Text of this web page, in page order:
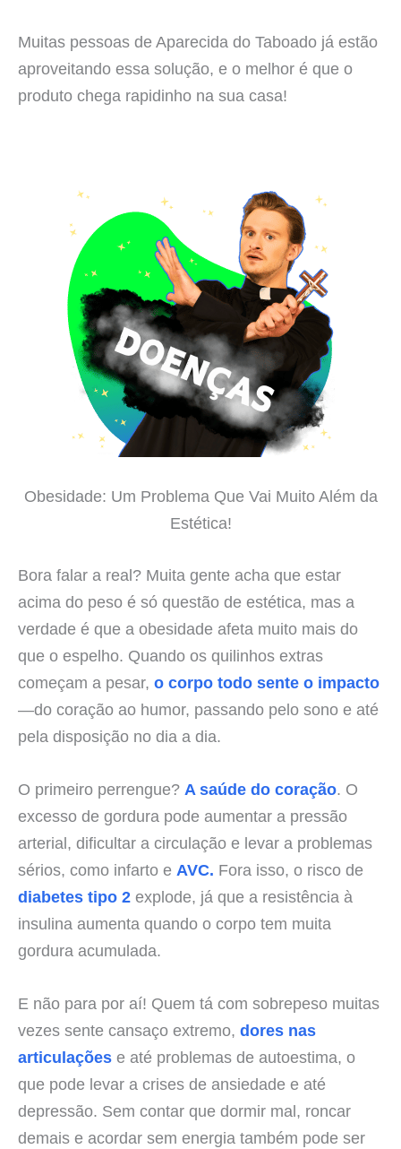
Muitas pessoas de Aparecida do Taboado já estão
aproveitando essa solução, e o melhor é que o
produto chega rapidinho na sua casa!
Obesidade: Um Problema Que Vai Muito Além da
Estética!
Bora falar a real? Muita gente acha que estar
acima do peso é só questão de estética, mas a
verdade é que a obesidade afeta muito mais do
que o espelho. Quando os quilinhos extras
começam a pesar, o corpo todo sente o impacto
—do coração ao humor, passando pelo sono e até
pela disposição no dia a dia.
O primeiro perrengue? A saúde do coração. O
excesso de gordura pode aumentar a pressão
arterial, dificultar a circulação e levar a problemas
sérios, como infarto e AVC. Fora isso, o risco de
diabetes tipo 2 explode, já que a resistência à
insulina aumenta quando o corpo tem muita
gordura acumulada.
E não para por aí! Quem tá com sobrepeso muitas
vezes sente cansaço extremo, dores nas
articulações e até problemas de autoestima, o
que pode levar a crises de ansiedade e até
depressão. Sem contar que dormir mal, roncar
demais e acordar sem energia também pode ser